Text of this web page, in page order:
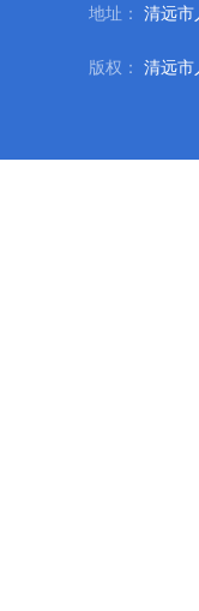
地址： 清远市
版权： 清远市